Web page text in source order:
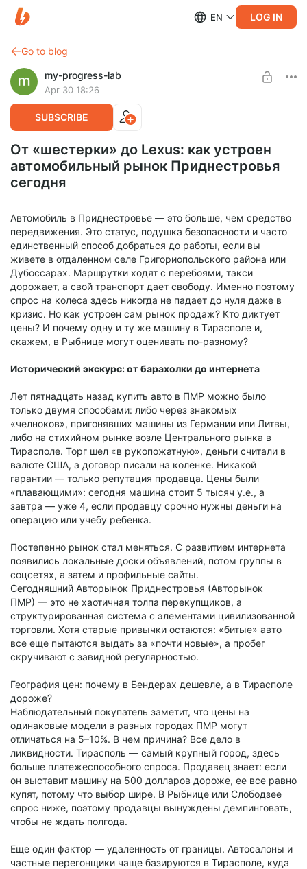
EN LOG IN
Go to blog
my-progress-lab
Apr 30 18:26
SUBSCRIBE
От «шестерки» до Lexus: как устроен
автомобильный рынок Приднестровья
сегодня
Автомобиль в Приднестровье — это больше, чем средство
передвижения. Это статус, подушка безопасности и часто
единственный способ добраться до работы, если вы
живете в отдаленном селе Григориопольского района или
Дубоссарах. Маршрутки ходят с перебоями, такси
дорожает, а свой транспорт дает свободу. Именно поэтому
спрос на колеса здесь никогда не падает до нуля даже в
кризис. Но как устроен сам рынок продаж? Кто диктует
цены? И почему одну и ту же машину в Тирасполе и,
скажем, в Рыбнице могут оценивать по-разному?
Исторический экскурс: от барахолки до интернета
Лет пятнадцать назад купить авто в ПМР можно было
только двумя способами: либо через знакомых
«челноков», пригонявших машины из Германии или Литвы,
либо на стихийном рынке возле Центрального рынка в
Тирасполе. Торг шел «в рукопожатную», деньги считали в
валюте США, а договор писали на коленке. Никакой
гарантии — только репутация продавца. Цены были
«плавающими»: сегодня машина стоит 5 тысяч у.е., а
завтра — уже 4, если продавцу срочно нужны деньги на
операцию или учебу ребенка.
Постепенно рынок стал меняться. С развитием интернета
появились локальные доски объявлений, потом группы в
соцсетях, а затем и профильные сайты.
Сегодняшний Авторынок Приднестровья (Авторынок
ПМР) — это не хаотичная толпа перекупщиков, а
структурированная система с элементами цивилизованной
торговли. Хотя старые привычки остаются: «битые» авто
все еще пытаются выдать за «почти новые», а пробег
скручивают с завидной регулярностью.
География цен: почему в Бендерах дешевле, а в Тирасполе
дороже?
Наблюдательный покупатель заметит, что цены на
одинаковые модели в разных городах ПМР могут
отличаться на 5–10%. В чем причина? Все дело в
ликвидности. Тирасполь — самый крупный город, здесь
больше платежеспособного спроса. Продавец знает: если
он выставит машину на 500 долларов дороже, ее все равно
купят, потому что выбор шире. В Рыбнице или Слободзее
спрос ниже, поэтому продавцы вынуждены демпинговать,
чтобы не ждать полгода.
Еще один фактор — удаленность от границы. Автосалоны и
частные перегонщики чаще базируются в Тирасполе, куда